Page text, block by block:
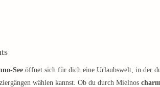
See öffnet sich für dich eine Urlaubswelt, in der
wählen kannst. Ob du durch Mielnos